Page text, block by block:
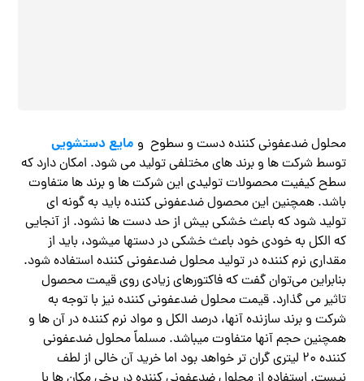
محلول ضدعفونی کننده دست و سطوح و مایع دستشویی
توسط شرکت ها و برند های مختلفی تولید می شود. امکان دارد که
سطح کیفیت محصولات تولیدی این شرکت ها و برند ها متفاوت
باشد‌. همچنین این محصول ضدعفونی کننده باید به گونه ای
تولید شود که باعث خشکی بیش از حد دست ها نشود. از آنجایی
که الکل به خودی خود باعث خشکی در دستها میشود، باید از
مقداری نرم کننده در تولید محلول ضدعفونی کننده استفاده شود.
بنابراین می‌توان گفت که فاکتورهای زیادی روی قیمت محصول
تاثیر می گذارد. قیمت محلول ضدعفونی کننده نیز با توجه به
شرکت و برند سازنده آنها، درصد الکل و مواد نرم کننده در آن ها و
همچنین حجم آنها متفاوت میباشد. مسلماً محلول ضدعفونی
کننده ۲۰ لیتری گران تر خواهد بود اما خرید آن خالی از لطف